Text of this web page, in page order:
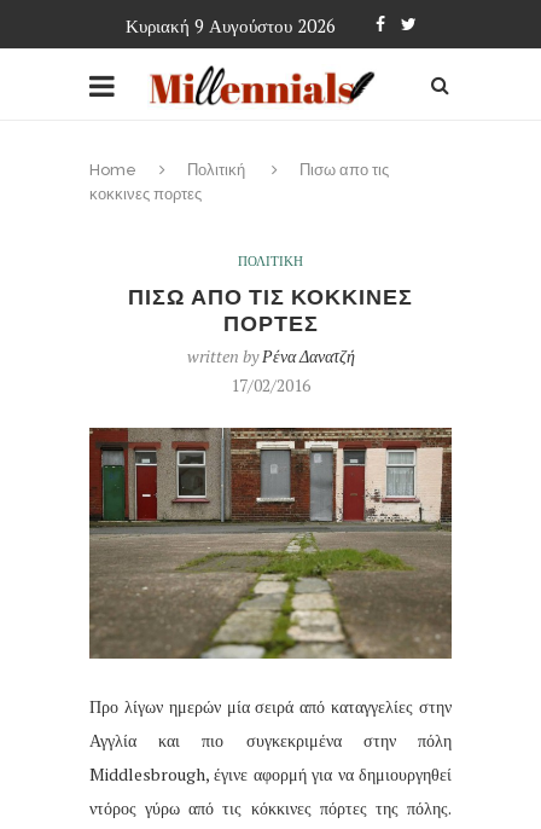
Κυριακή 9 Αυγούστου 2026
Home Πολιτική
Πισω απο τις
κοκκινες πορτες
ΠΟΛΙΤΙΚΗ
ΠΙΣΩ ΑΠΟ ΤΙΣ ΚΟΚΚΙΝΕΣ
ΠΟΡΤΕΣ
written byΡένα Δανατζή
17/02/2016
Προ λίγων ημερών μία σειρά από καταγγελίες στην
Αγγλία και πιο συγκεκριμένα στην πόλη
Middlesbrough, έγινε αφορμή για να δημιουργηθεί
ντόρος γύρω από τις κόκκινες πόρτες της πόλης.